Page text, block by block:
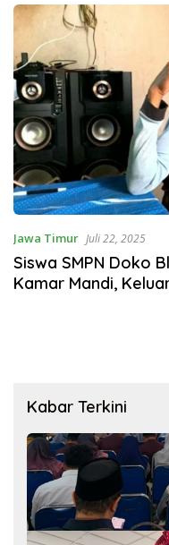
Jawa Timur Juli 22, 2025
Siswa SMPN Doko
Kamar Mandi,
Kabar Terkini